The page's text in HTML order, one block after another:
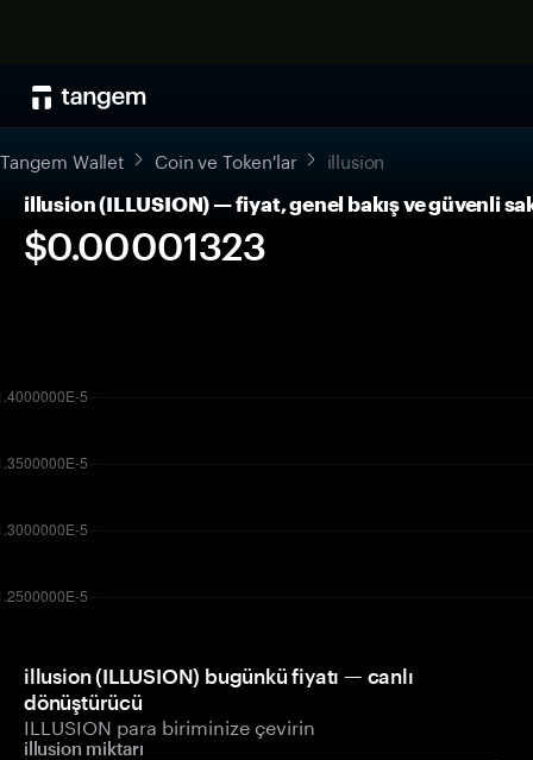
Tangem Wallet Coin ve Token'lar illusion
illusion (ILLUSION) — fiyat, genel bakış ve güvenli
$0.00001323
illusion (ILLUSION) bugünkü fiyatı — canlı
dönüştürücü
ILLUSION para biriminize çevirin
illusion miktarı